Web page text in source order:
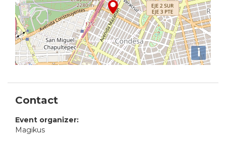
i
Contact
Event organizer:
Magikus